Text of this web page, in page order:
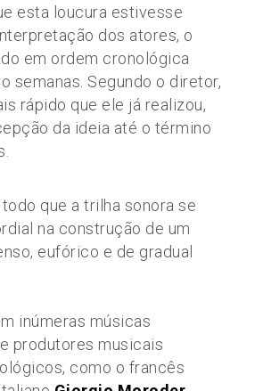
esta loucura estivesse
dos atores, o
em ordem cronológica
semanas. Segundo o diretor,
rápido que ele já realizou,
da ideia até o término
que a trilha sonora se
na construção de um
eufórico e de gradual
inúmeras músicas
produtores musicais
como o francês